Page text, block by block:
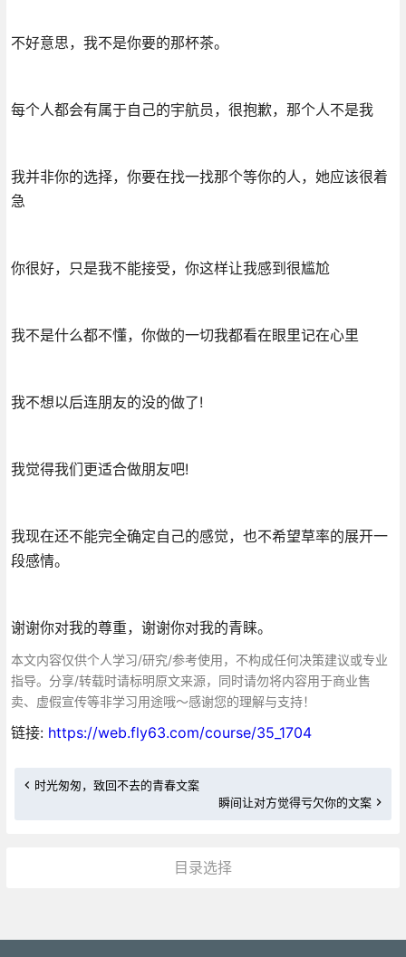
不好意思，我不是你要的那杯茶。
每个人都会有属于自己的宇航员，很抱歉，那个人不是我
我并非你的选择，你要在找一找那个等你的人，她应该很着
急
你很好，只是我不能接受，你这样让我感到很尴尬
我不是什么都不懂，你做的一切我都看在眼里记在心里
我不想以后连朋友的没的做了!
我觉得我们更适合做朋友吧!
我现在还不能完全确定自己的感觉，也不希望草率的展开一
段感情。
谢谢你对我的尊重，谢谢你对我的青睐。
本文内容仅供个人学习/研究/参考使用，不构成任何决策建议或专业
指导。分享/转载时请标明原文来源，同时请勿将内容用于商业售
卖、虚假宣传等非学习用途哦～感谢您的理解与支持！
链接: https://web.fly63.com/course/35_1704
时光匆匆，致回不去的青春文案
瞬间让对方觉得亏欠你的文案
目录选择